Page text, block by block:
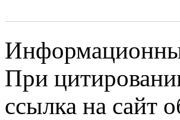
При
ссылка на сайт